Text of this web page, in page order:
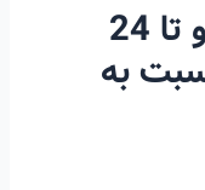
مودم 5G آیفون 15 پرو تا 24
به